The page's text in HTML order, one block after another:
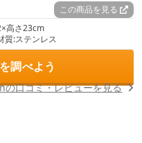
この商品を見る
高さ23cm
質:ステンレス
調べよう
の口コミ・レビューを見る